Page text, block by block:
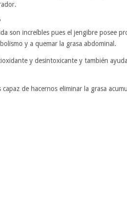
son increíbles pues el jengibre posee
y a quemar la grasa abdominal.
y desintoxicante y también
de hacernos eliminar la grasa